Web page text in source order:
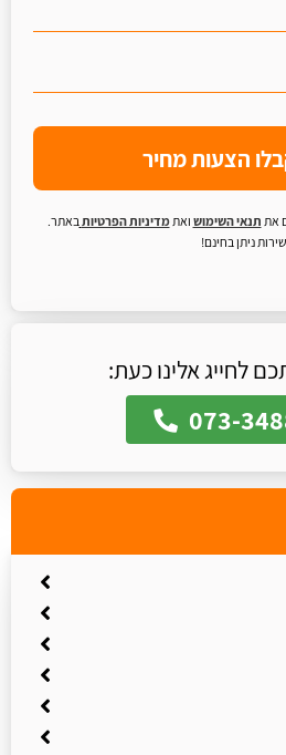
הצעות מחיר
את תנאי השימוש ואתמדיניות הפרטיותבאתר.
ניתן בחינם!
לחייג אלינו כעת:
073-